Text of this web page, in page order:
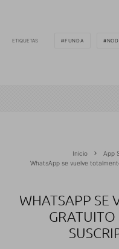
ETIQUETAS FUNDA
Inicio App
WhatsApp se vuelve
WHATSAPP SE